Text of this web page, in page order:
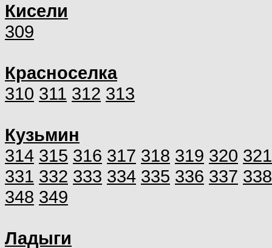
Кисели
309
Красноселка
310 311 312 313
Кузьмин
314 315 316 317 318 319 320 321
331 332 333 334 335 336 337 338
348 349
Ладыги